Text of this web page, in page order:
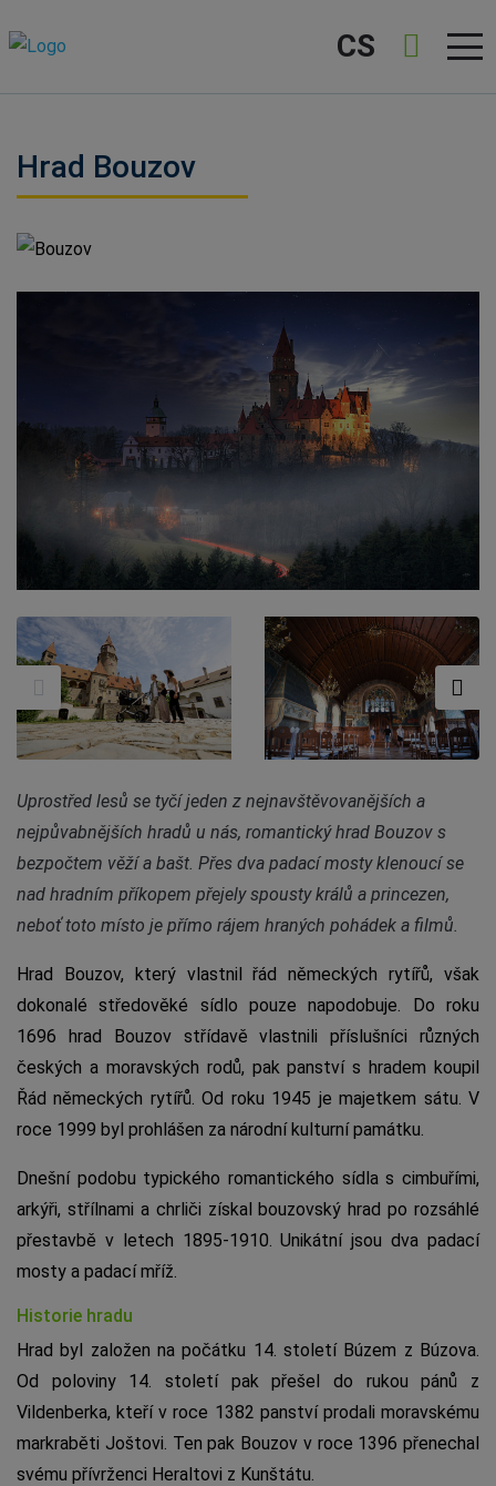
CS
Hrad Bouzov
Bouzov
Uprostřed lesů se tyčí jeden z nejnavštěvovanějších a
nejpůvabnějších hradů u nás, romantický hrad Bouzov s
bezpočtem věží a bašt. Přes dva padací mosty klenoucí se
nad hradním příkopem přejely spousty králů a princezen,
neboť toto místo je přímo rájem hraných pohádek a filmů.
Hrad Bouzov, který vlastnil řád německých rytířů, však
dokonalé středověké sídlo pouze napodobuje. Do roku
1696 hrad Bouzov střídavě vlastnili příslušníci různých
českých a moravských rodů, pak panství s hradem koupil
Řád německých rytířů. Od roku 1945 je majetkem sátu. V
roce 1999 byl prohlášen za národní kulturní památku.
Dnešní podobu typického romantického sídla s cimbuřími,
arkýři, střílnami a chrliči získal bouzovský hrad po rozsáhlé
přestavbě v letech 1895-1910. Unikátní jsou dva padací
mosty a padací mříž.
Historie hradu
Hrad byl založen na počátku 14. století Búzem z Búzova.
Od poloviny 14. století pak přešel do rukou pánů z
Vildenberka, kteří v roce 1382 panství prodali moravskému
markraběti Joštovi. Ten pak Bouzov v roce 1396 přenechal
svému přívrženci Heraltovi z Kunštátu.